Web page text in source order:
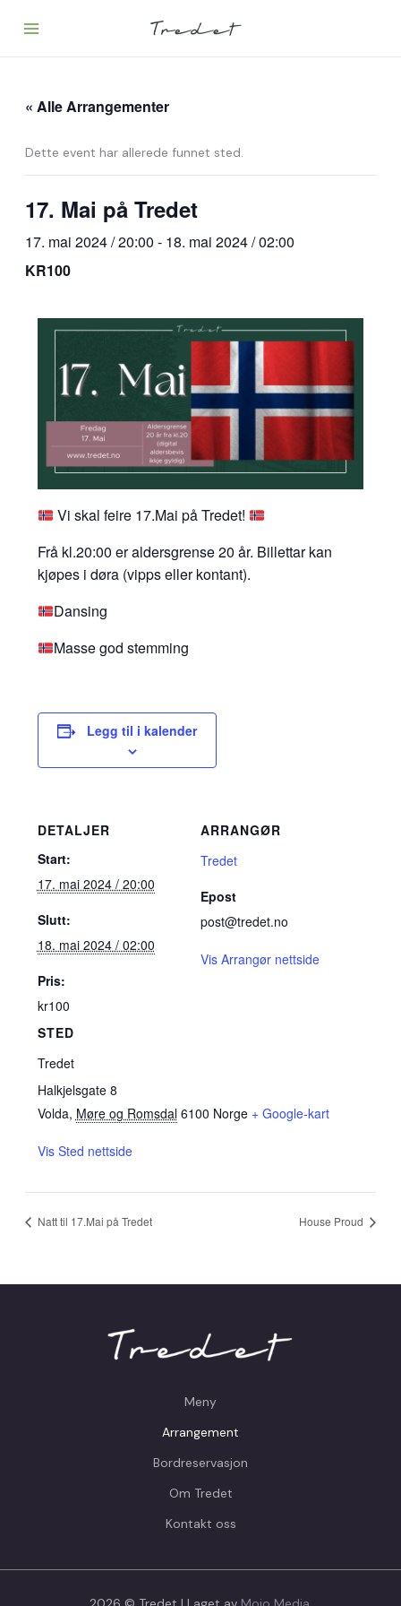
« Alle Arrangementer
Dette event har allerede funnet sted.
17. Mai på Tredet
17. mai 2024 / 20:00 - 18. mai 2024 / 02:00
KR100
Vi skal feire 17.Mai på Tredet!
Frå kl.20:00 er aldersgrense 20 år. Billettar kan
kjøpes i døra (vipps eller kontant).
Dansing
Masse god stemming
Legg til i kalender
DETALJER
Start:
17. mai 2024 / 20:00
Slutt:
18. mai 2024 / 02:00
Pris:
kr100
STED
Tredet
Halkjelsgate 8
Volda, Møre og Romsdal 6100 Norge + Google-kart
Vis Sted nettside
ARRANGØR
Tredet
Epost
post@tredet.no
Vis Arrangør nettside
Natt til 17.Mai på Tredet House Proud
Meny
Arrangement
Bordreservasjon
Om Tredet
Kontakt oss